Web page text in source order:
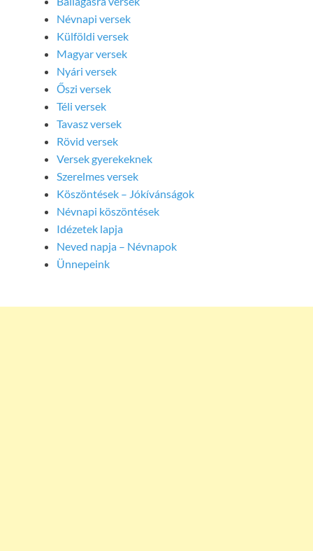
Névnapi versek
Külföldi versek
Magyar versek
Nyári versek
Őszi versek
Téli versek
Tavasz versek
Rövid versek
Versek gyerekeknek
Szerelmes versek
Köszöntések – Jókívánságok
Névnapi köszöntések
Idézetek lapja
Neved napja – Névnapok
Ünnepeink